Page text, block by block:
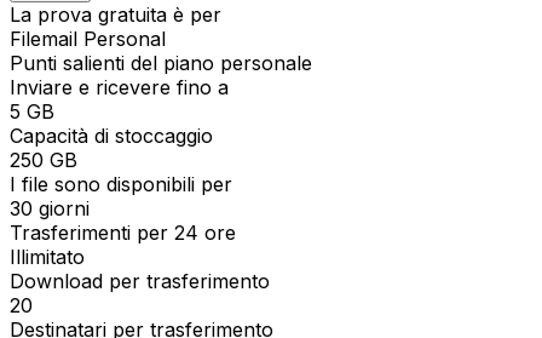
La prova gratuita è per
Filemail Personal
Punti salienti del piano personale
Inviare e ricevere fino a
5 GB
Capacità di stoccaggio
250 GB
I file sono disponibili per
30 giorni
Trasferimenti per 24 ore
Illimitato
Download per trasferimento
20
Destinatari per trasferimento